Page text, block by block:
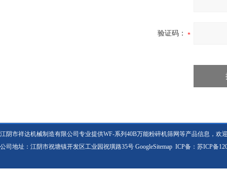
验证码：
江阴市祥达机械制造有限公司专业提供WF-系列40B万能粉碎机筛网等产品信息，欢
公司地址：江阴市祝塘镇开发区工业园祝璜路35号 GoogleSitemap ICP备： 苏ICP备